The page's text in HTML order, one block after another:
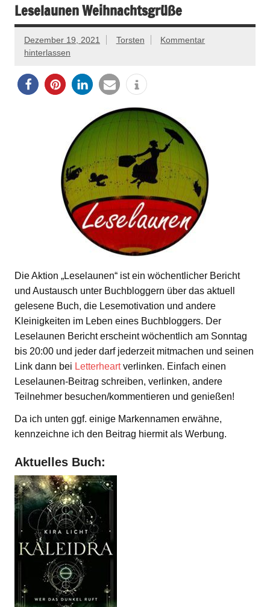
Leselaunen Weihnachtsgrüße
Dezember 19, 2021 Torsten
Kommentar
hinterlassen
Die Aktion „Leselaunen“ ist ein wöchentlicher Bericht
und Austausch unter Buchbloggern über das aktuell
gelesene Buch, die Lesemotivation und andere
Kleinigkeiten im Leben eines Buchbloggers. Der
Leselaunen Bericht erscheint wöchentlich am Sonntag
bis 20:00 und jeder darf jederzeit mitmachen und seinen
Link dann bei Letterheartverlinken. Einfach einen
Leselaunen-Beitrag schreiben, verlinken, andere
Teilnehmer besuchen/kommentieren und genießen!
Da ich unten ggf. einige Markennamen erwähne,
kennzeichne ich den Beitrag hiermit als Werbung.
Aktuelles Buch: